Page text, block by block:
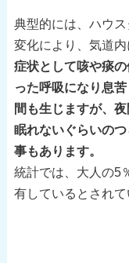
典型的には、ハウ
変化により、気道内
症状として咳や痰
った呼吸になり息
間も生じますが、
眠れないぐらいの
事もあります。
統計では、大人の5
有しているとされて